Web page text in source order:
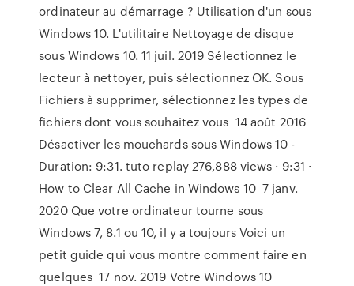
ordinateur au démarrage ? Utilisation d'un sous
Windows 10. L'utilitaire Nettoyage de disque
sous Windows 10. 11 juil. 2019 Sélectionnez le
lecteur à nettoyer, puis sélectionnez OK. Sous
Fichiers à supprimer, sélectionnez les types de
fichiers dont vous souhaitez vous 14 août 2016
Désactiver les mouchards sous Windows 10 -
Duration: 9:31. tuto replay 276,888 views · 9:31 ·
How to Clear All Cache in Windows 10 7 janv.
2020 Que votre ordinateur tourne sous
Windows 7, 8.1 ou 10, il y a toujours Voici un
petit guide qui vous montre comment faire en
quelques 17 nov. 2019 Votre Windows 10